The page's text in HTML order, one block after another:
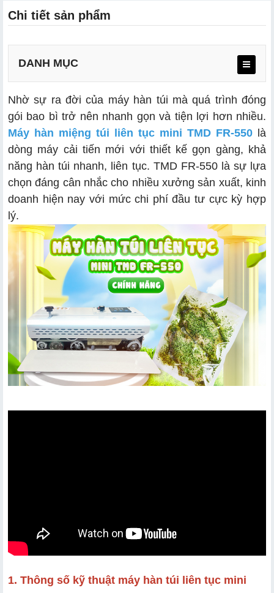
Chi tiết sản phẩm
DANH MỤC
Nhờ sự ra đời của máy hàn túi mà quá trình đóng
gói bao bì trở nên nhanh gọn và tiện lợi hơn nhiều.
Máy hàn miệng túi liên tục mini TMD FR-550 là
dòng máy cải tiến mới với thiết kế gọn gàng, khả
năng hàn túi nhanh, liên tục. TMD FR-550 là sự lựa
chọn đáng cân nhắc cho nhiều xưởng sản xuất, kinh
doanh hiện nay với mức chi phí đầu tư cực kỳ hợp
lý.
1. Thông số kỹ thuật máy hàn túi liên tục mini